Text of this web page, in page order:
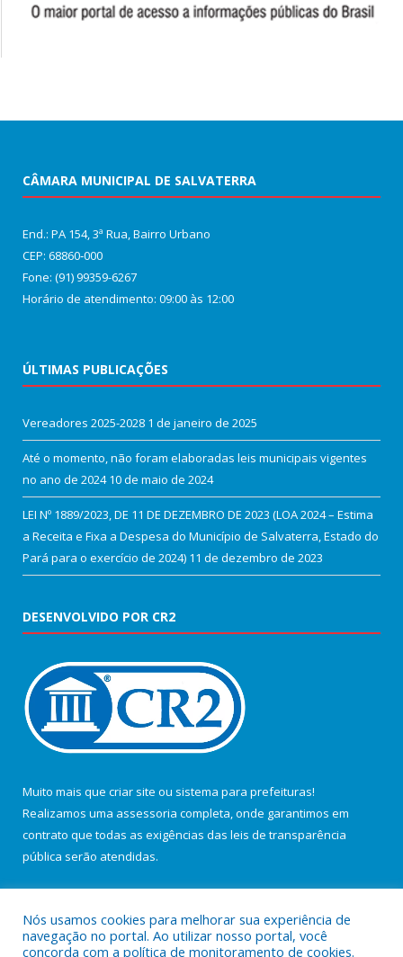
CÂMARA MUNICIPAL DE SALVATERRA
End.: PA 154, 3ª Rua, Bairro Urbano
CEP: 68860‑000
Fone: (91) 99359-6267
Horário de atendimento: 09:00 às 12:00
ÚLTIMAS PUBLICAÇÕES
Vereadores 2025-2028 1 de janeiro de 2025
Até o momento, não foram elaboradas leis municipais vigentes
no ano de 2024 10 de maio de 2024
LEI Nº 1889/2023, DE 11 DE DEZEMBRO DE 2023 (LOA 2024 – Estima
a Receita e Fixa a Despesa do Município de Salvaterra, Estado do
Pará para o exercício de 2024) 11 de dezembro de 2023
DESENVOLVIDO POR CR2
Muito mais que criar site ou sistema para prefeituras!
Realizamos uma assessoria completa, onde garantimos em
contrato que todas as exigências das leis de transparência
pública serão atendidas.
Nós usamos cookies para melhorar sua experiência de
navegação no portal. Ao utilizar nosso portal, você
concorda com a política de monitoramento de cookies.